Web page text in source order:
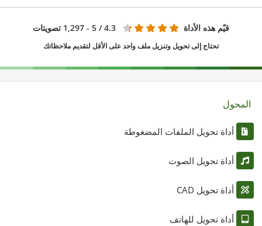
قيّم هذه الأداة 4.3 / 5 - 1,297 تصويتات
تحتاج إلى تحويل وتنزيل ملف واحد على الأقل لتقديم ملاحظاتك
المحول
أداة تحويل الملفات المضغوطة
أداة تحويل الصوت
أداة تحويل CAD
أداة تحويل للهاتف